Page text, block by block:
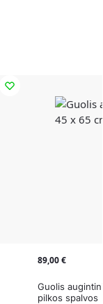
89,00€
Guolis
pilkos spalvos